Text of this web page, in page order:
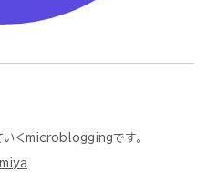
いくmicrobloggingです。